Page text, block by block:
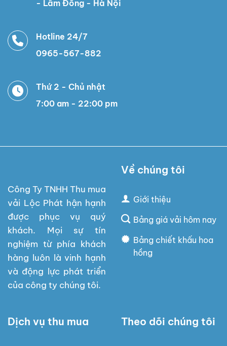
- Lâm Đồng - Hà Nội
Hotline 24/7
0965-567-882
Thứ 2 - Chủ nhật
7:00 am - 22:00 pm
Công Ty TNHH Thu mua
vải Lộc Phát hận hạnh
được phục vụ quý
khách. Mọi sự tín
nghiệm từ phía khách
hàng luôn là vinh hạnh
và động lực phát triển
của công ty chúng tôi.
Về chúng tôi
Giới thiệu
Bảng giá vải hôm nay
Bảng chiết khấu hoa
hồng
Dịch vụ thu mua Theo dõi chúng tôi